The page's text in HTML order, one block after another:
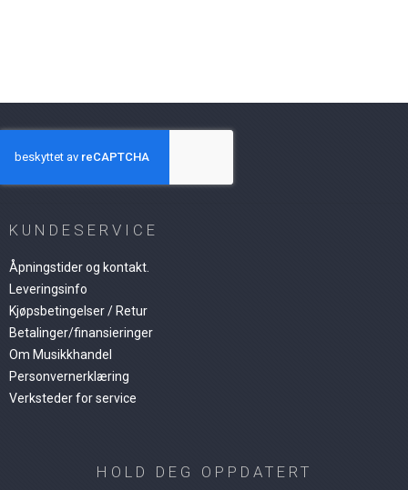
KUNDESERVICE
Åpningstider og kontakt.
Leveringsinfo
Kjøpsbetingelser / Retur
Betalinger/finansieringer
Om Musikkhandel
Personvernerklæring
Verksteder for service
HOLD DEG OPPDATERT